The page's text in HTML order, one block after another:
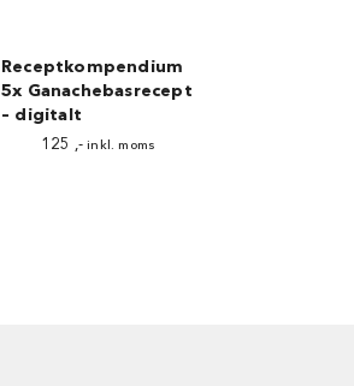
Receptkompendium
5x Ganachebasrecept
– digitalt
125 ,-inkl. moms